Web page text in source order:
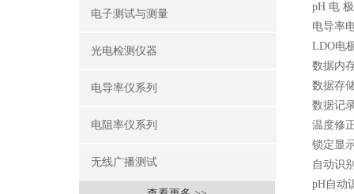
电子测试与测量
光电检测仪器
电导率仪系列
电阻率仪系列
无线广播测试
pH 电
电导率
LDO电
数据内
数据存
数据记
温度修
锁定显
自动识
pH自动